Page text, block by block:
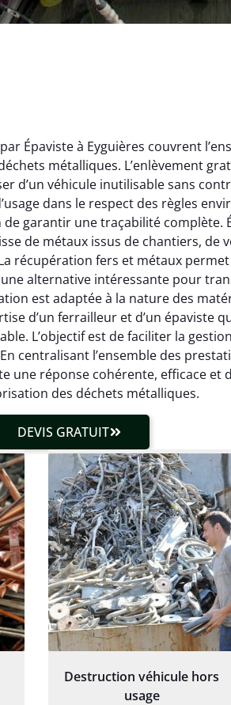
Épaviste à Eyguières couvrent
métalliques. L’enlèvement
d’un véhicule inutilisable sans
dans le respect des règles
de garantir une traçabilité
de métaux issus de chantiers, de
récupération fers et métaux
alternative intéressante pour
est adaptée à la nature des
d’un ferrailleur et d’un épaviste
L’objectif est de faciliter la
centralisant l’ensemble des
une réponse cohérente, efficace
des déchets métalliques.
DEVIS GRATUIT
Destruction véhicule hors
usage
Virginie Lambert
26 février 2025
Parfait pour se débarrasser
des vieux métaux ! Équipe
efficace qui a tout enlevé
sans laisser de traces.
Service client très réactif.